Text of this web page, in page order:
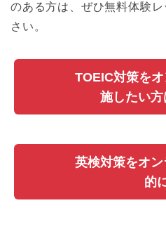
のある方は、ぜひ無料体験
さい。
TOEIC対策を
施したい方
英検対策をオ
的